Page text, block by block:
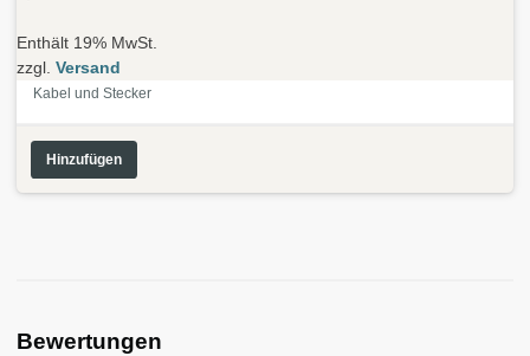
Enthält 19% MwSt.
zzgl. Versand
Kabel und Stecker
Hinzufügen
Bewertungen